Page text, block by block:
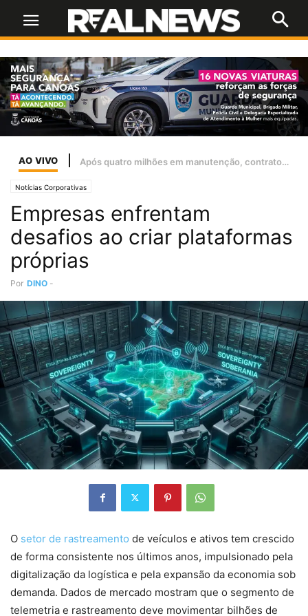
AO VIVO Famurs e Ulbra firmam parceria para criar Observatório de Dados dos Municípios Gaúchos
Notícias Corporativas
Empresas enfrentam
desafios ao criar plataformas
próprias
Por DINO -
O setor de rastreamento de veículos e ativos tem crescido
de forma consistente nos últimos anos, impulsionado pela
digitalização da logística e pela expansão da economia sob
demanda. Dados de mercado mostram que o segmento de
telemetria e rastreamento deve movimentar bilhões de